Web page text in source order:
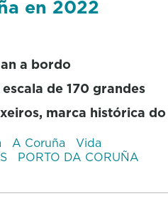
en 2022
a bordo
de 170 grandes
marca histórica
A Coruña
Vida
PORTO DA CORUÑA